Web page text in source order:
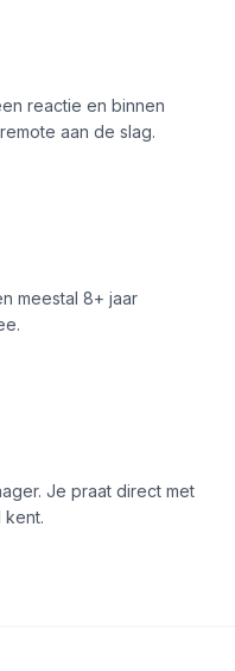
reactie en binnen
aan de slag.
meestal 8+ jaar
Je praat direct met
kent.